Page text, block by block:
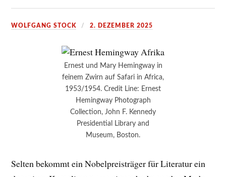
WOLFGANG STOCK 2. DEZEMBER 2025
Ernest und Mary Hemingway in
feinem Zwirn auf Safari in Africa,
1953/1954. Credit Line: Ernest
Hemingway Photograph
Collection, John F. Kennedy
Presidential Library and
Museum, Boston.
Selten bekommt ein Nobelpreisträger für Literatur ein